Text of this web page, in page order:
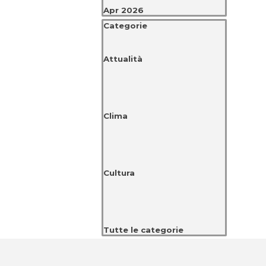
Apr 2026
Salta blocco Categorie
Categorie
Attualità
Clima
Cultura
Tutte le categorie